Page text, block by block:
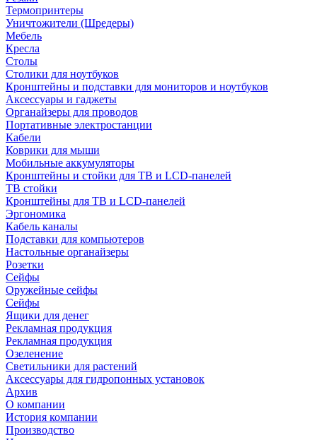
Термопринтеры
Уничтожители (Шредеры)
Мебель
Кресла
Столы
Столики для ноутбуков
Кронштейны и подставки для мониторов и ноутбуков
Аксессуары и гаджеты
Органайзеры для проводов
Портативные электростанции
Кабели
Коврики для мыши
Мобильные аккумуляторы
Кронштейны и стойки для ТВ и LCD-панелей
ТВ стойки
Кронштейны для ТВ и LCD-панелей
Эргономика
Кабель каналы
Подставки для компьютеров
Настольные органайзеры
Розетки
Сейфы
Оружейные сейфы
Сейфы
Ящики для денег
Рекламная продукция
Рекламная продукция
Озеленение
Светильники для растений
Аксессуары для гидропонных установок
Архив
О компании
История компании
Производство